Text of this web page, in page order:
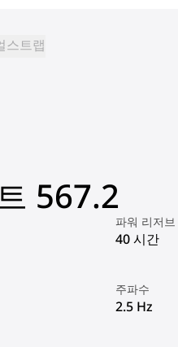
스트랩
567.2
파워 리저브
40 시간
주파수
2.5 Hz